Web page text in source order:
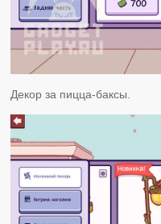
Декор за пицца-баксы.